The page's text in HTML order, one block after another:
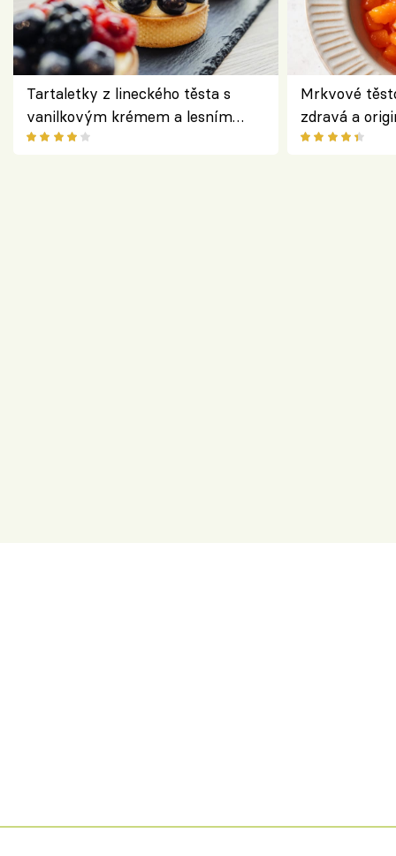
Tartaletky z lineckého těsta s
vanilkovým krémem a lesním
ovocem podle Bread Society
Mrkvové
zdravá a
klasiky